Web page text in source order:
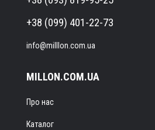
+38 (099) 401-22-73
info@milllon.com.ua
MILLON.COM.UA
Про нас
Каталог